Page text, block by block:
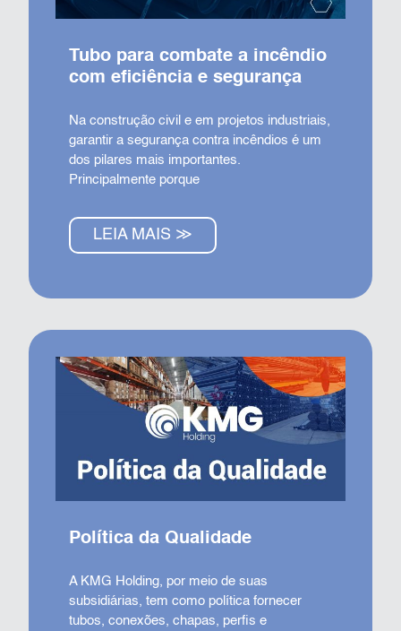
Tubo para combate a incêndio
com eficiência e segurança
Na construção civil e em projetos industriais,
garantir a segurança contra incêndios é um
dos pilares mais importantes.
Principalmente porque
LEIA MAIS ≫
Política da Qualidade
A KMG Holding, por meio de suas
subsidiárias, tem como política fornecer
tubos, conexões, chapas, perfis e